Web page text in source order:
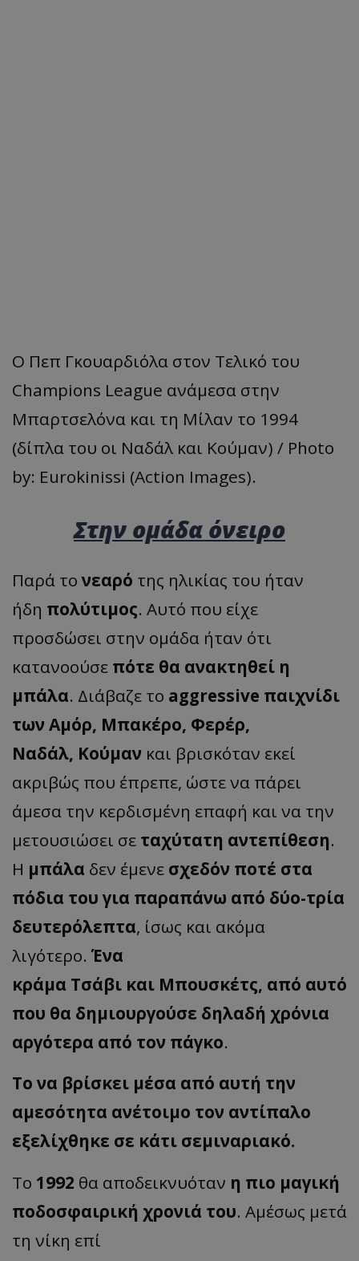
Ο Πεπ Γκουαρδιόλα στον Τελικό του
Champions League ανάμεσα στην
Μπαρτσελόνα και τη Μίλαν το 1994
(δίπλα του οι Ναδάλ και Κούμαν) / Photo
by: Eurokinissi (Action Images).
Στην ομάδα όνειρο
Παρά τονεαρό της ηλικίας του ήταν
ήδη πολύτιμος. Αυτό που είχε
προσδώσει στην ομάδα ήταν ότι
κατανοούσε πότε θα ανακτηθεί η
μπάλα. Διάβαζε το aggressive παιχνίδι
των Αμόρ, Μπακέρο, Φερέρ,
Ναδάλ, Κούμαν και βρισκόταν εκεί
ακριβώς που έπρεπε, ώστε να πάρει
άμεσα την κερδισμένη επαφή και να την
μετουσιώσει σε ταχύτατη αντεπίθεση.
Η μπάλα δεν έμενε σχεδόν ποτέ στα
πόδια του για παραπάνω από δύο-τρία
δευτερόλεπτα, ίσως και ακόμα
λιγότερο. Ένα
κράμα Τσάβι και Μπουσκέτς, από αυτό
που θα δημιουργούσε δηλαδή χρόνια
αργότερα από τον πάγκο.
Το να βρίσκει μέσα από αυτή την
αμεσότητα ανέτοιμο τον αντίπαλο
εξελίχθηκε σε κάτι σεμιναριακό.
Το 1992 θα αποδεικνυόταν η πιο μαγική
ποδοσφαιρική χρονιά του. Αμέσως μετά
τη νίκη επί